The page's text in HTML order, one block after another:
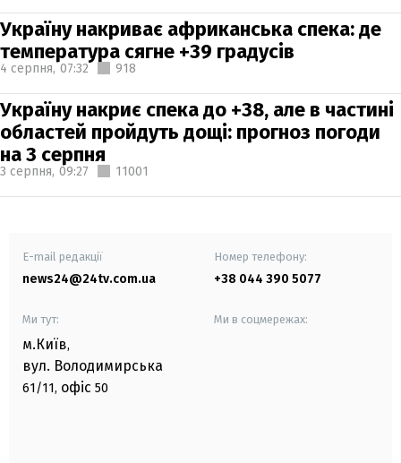
Україну накриває африканська спека: де
температура сягне +39 градусів
4 серпня, 07:32 918
Україну накриє спека до +38, але в частині
областей пройдуть дощі: прогноз погоди
на 3 серпня
3 серпня, 09:27 11001
E-mail редакції
news24@24tv.com.ua
Номер телефону:
+38 044 390 5077
Ми тут:
м.Київ,
вул. Володимирська
61/11, офіс 50
Ми в соцмережах: